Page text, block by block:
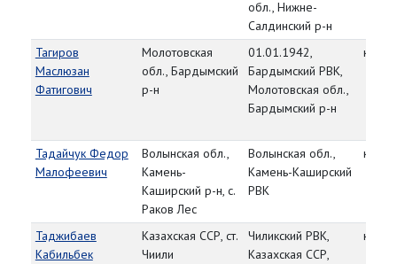
обл., Нижне-
Салдинский р-н
Тагиров
Маслюзан
Фатигович
Молотовская
обл., Бардымский
р-н
01.01.1942,
Бардымский РВК,
Молотовская обл.,
Бардымский р-н
Тадайчук Федор
Малофеевич
Волынская обл.,
Камень-
Каширский р-н, с.
Раков Лес
Волынская обл.,
Камень-Каширский
РВК
Таджибаев
Кабильбек
Казахская ССР, ст.
Чиили
Чиликский РВК,
Казахская ССР,